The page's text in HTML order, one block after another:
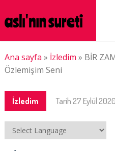
Ana sayfa » İzledim » BİR
Özlemişim Seni
İzledim Tarih 27 Eylül 2020